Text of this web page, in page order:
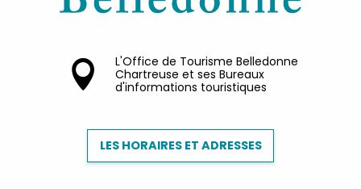
L'Office de Tourisme Belledonne
Chartreuse et ses Bureaux
d'informations touristiques
LES HORAIRES ET ADRESSES